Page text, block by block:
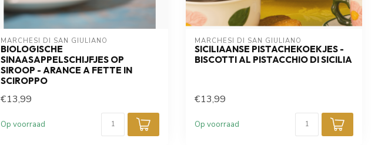
MARCHESI DI SAN GIULIANO
BIOLOGISCHE
SINAASAPPELSCHIJFJES OP
SIROOP - ARANCE A FETTE IN
SCIROPPO
€13,99
Op voorraad
MARCHESI DI SAN GIULIANO
SICILIAANSE PISTACHEKOEKJES -
BISCOTTI AL PISTACCHIO DI SICILIA
€13,99
Op voorraad